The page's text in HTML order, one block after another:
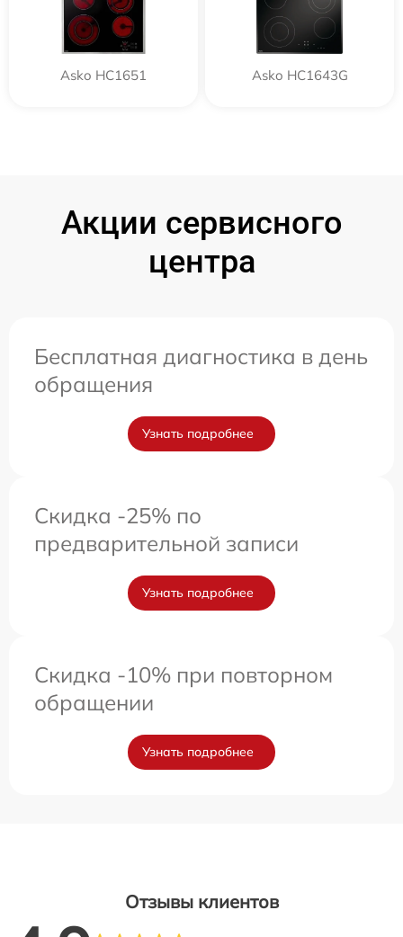
Asko HC1651 Asko HC1643G
Акции сервисного
центра
Бесплатная диагностика в день
обращения
Узнать подробнее
Скидка -25% по
предварительной записи
Узнать подробнее
Скидка -10% при повторном
обращении
Узнать подробнее
Отзывы клиентов